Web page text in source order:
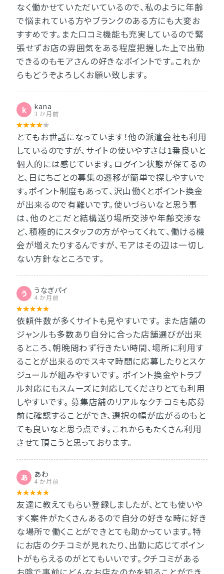
なく働かせていただいているので、私のように年齢
で悩まれている方やブランクのある方にも大変お
すすめです。また口コミ機能も充実しているので緊
張せずお店の雰囲気をある程度把握した上で出勤
できるのもモアさんの好きなポイントです。これか
らもどうぞよろしくお願い致します。
k kana
3 か月前
とてもお世話になっています！他の派遣会社も利用
しているのですが、サイトの使いやすさは1番良いと
個人的には感じています。ログイン状態が保てるの
と、日にちごとの募集の遷移が簡単で探しやすいで
す。ポイント制度もあって、沢山働くとポイント換金
が出来るので有難いです。使いづらいなと思う事
は、他のとこだと結構送り場所交渉や年齢交渉な
ど、積極的にスタッフの方がやってくれて、働ける機
会が増えたりするんですが、モアはその辺は一切し
ない方針なところです。
う うなぎパイ
4 か月前
依頼件数が多くサイトも見やすいです。 また店舗の
ジャンルも多数あり自分に合った店舗選びが出来
るところ、朝晩問わず行きたい時間、場所に利用す
ることが出来るのでスキマ時間に応募したりとスケ
ジュールが組みやすいです。 ポイント換金やトラブ
ル対応にもスムーズに対応してくださりとても利用
しやすいです。 募集店舗のリアルなクチコミも応募
前に確認することができ、選択の幅が広がるのもと
ても良いなと思う点です。これからもたくさん利用
させて頂こうと思っております。
あ あわ
4 か月前
友達に教えてもらい登録しましたが、とても使いや
すく案件がたくさんあるので自分の好きな時に好き
な場所で働くことができとても助かっています。特
にお店のクチコミが見れたり、出勤に応じてポイン
トがもらえるのがとてもいいです。クチコミがある